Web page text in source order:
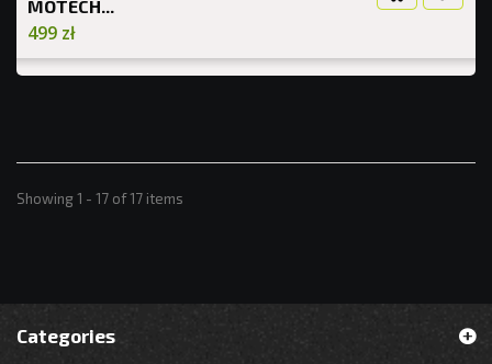
MOTECH...
499 zł
Showing 1 - 17 of 17 items
Categories